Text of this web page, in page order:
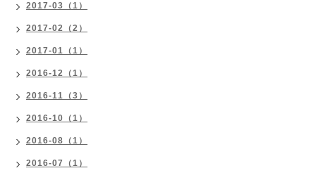
2017-03（1）
2017-02（2）
2017-01（1）
2016-12（1）
2016-11（3）
2016-10（1）
2016-08（1）
2016-07（1）